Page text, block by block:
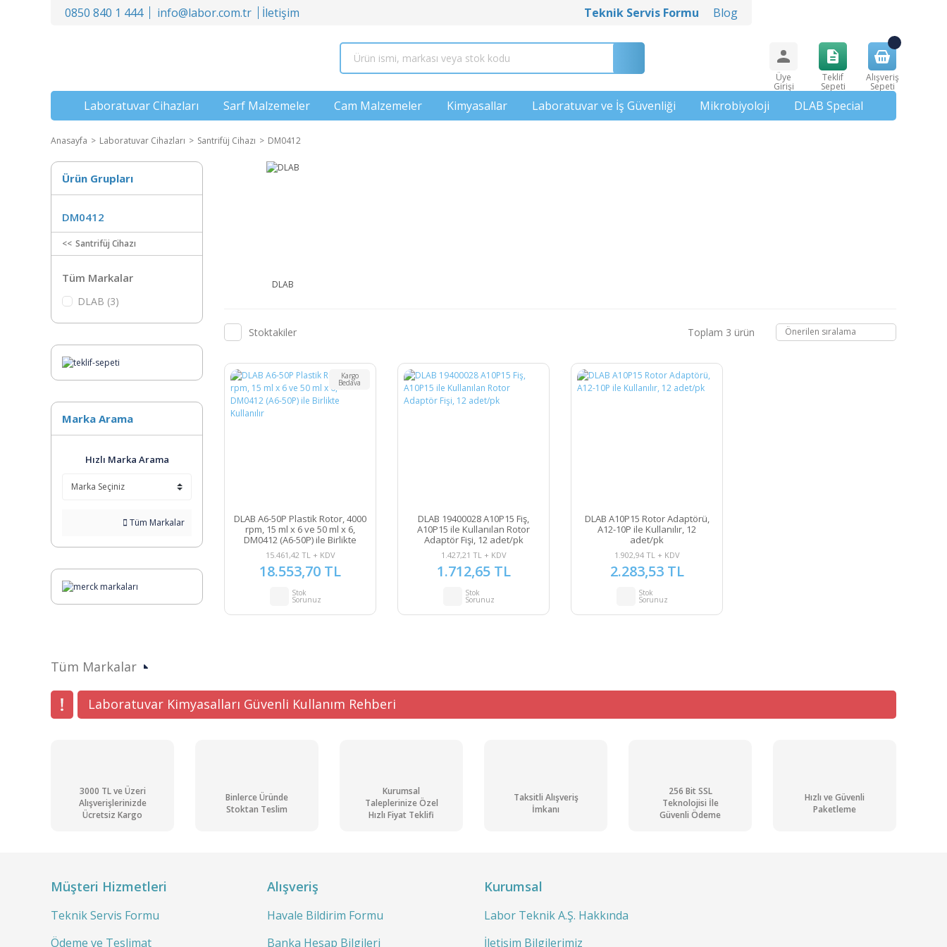
0850 840 1 444 info@labor.com.tr İletişim Teknik Servis Formu Blog
Üye
Girişi
Teklif
Sepeti
Alışveriş
Sepeti
Laboratuvar Cihazları Sarf Malzemeler Cam Malzemeler Kimyasallar Laboratuvar ve İş Güvenliği Mikrobiyoloji DLAB Special
Anasayfa Laboratuvar Cihazları Santrifüj Cihazı DM0412
Ürün Grupları
DM0412
Santrifüj Cihazı
Tüm Markalar
DLAB (3)
Marka Arama
Hızlı Marka Arama
Tüm Markalar
DLAB
Stoktakiler Toplam 3 ürün
Kargo
Bedava
DLAB A6-50P Plastik Rotor, 4000
rpm, 15 ml x 6 ve 50 ml x 6,
DM0412 (A6-50P) ile Birlikte
Kullanılır
15.461,42 TL + KDV
18.553,70 TL
Stok
Sorunuz
DLAB 19400028 A10P15 Fiş,
A10P15 ile Kullanılan Rotor
Adaptör Fişi, 12 adet/pk
1.427,21 TL + KDV
1.712,65 TL
Stok
Sorunuz
DLAB A10P15 Rotor Adaptörü,
A12-10P ile Kullanılır, 12
adet/pk
1.902,94 TL + KDV
2.283,53 TL
Stok
Sorunuz
Tüm Markalar
Laboratuvar Kimyasalları Güvenli Kullanım Rehberi
3000 TL ve Üzeri
Alışverişlerinizde
Ücretsiz Kargo
Binlerce Üründe
Stoktan Teslim
Kurumsal
Taleplerinize Özel
Hızlı Fiyat Teklifi
Taksitli Alışveriş
İmkanı
256 Bit SSL
Teknolojisi İle
Güvenli Ödeme
Hızlı ve Güvenli
Paketleme
Müşteri Hizmetleri
Teknik Servis Formu
Ödeme ve Teslimat
Alışveriş
Havale Bildirim Formu
Banka Hesap Bilgileri
Kurumsal
Labor Teknik A.Ş. Hakkında
İletişim Bilgilerimiz